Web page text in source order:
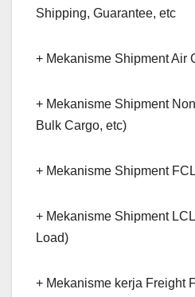
Shipping, Guarantee, etc
+ Mekanisme Shipment Air
+ Mekanisme Shipment
Bulk Cargo, etc)
+ Mekanisme Shipment
+ Mekanisme Shipment
Load)
+ Mekanisme kerja Freight